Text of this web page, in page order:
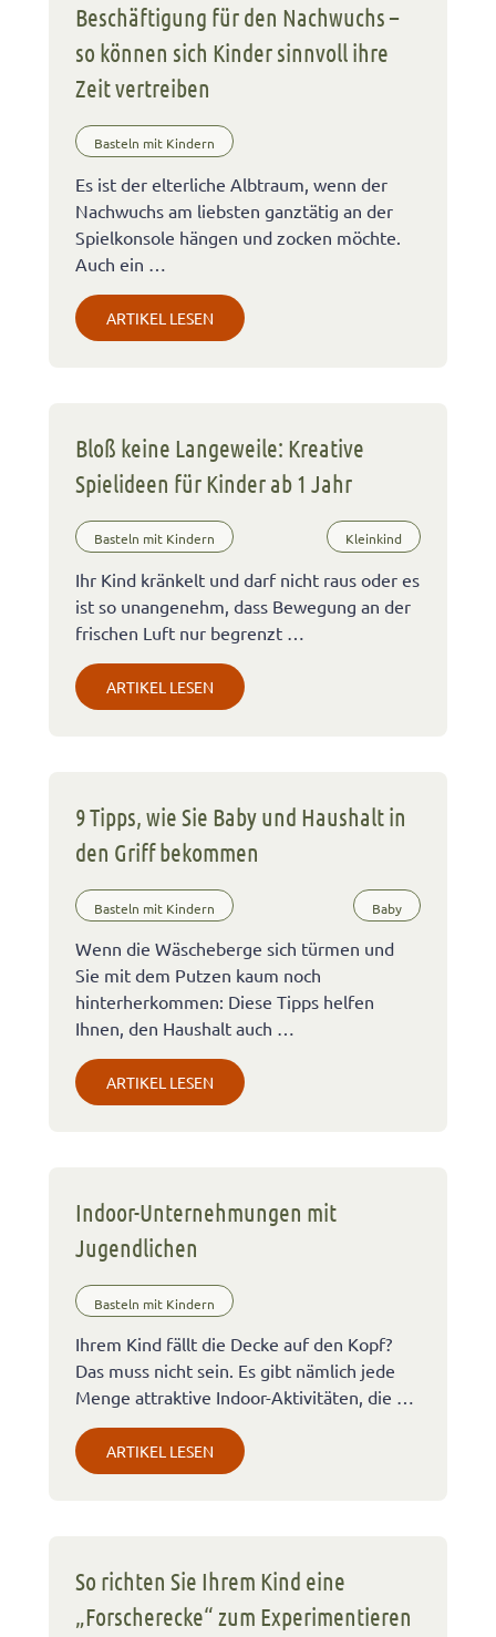
Beschäftigung für den Nachwuchs –
so können sich Kinder sinnvoll ihre
Zeit vertreiben
Basteln mit Kindern
Es ist der elterliche Albtraum, wenn der
Nachwuchs am liebsten ganztätig an der
Spielkonsole hängen und zocken möchte.
Auch ein …
ARTIKEL LESEN
Bloß keine Langeweile: Kreative
Spielideen für Kinder ab 1 Jahr
Basteln mit Kindern Kleinkind
Ihr Kind kränkelt und darf nicht raus oder es
ist so unangenehm, dass Bewegung an der
frischen Luft nur begrenzt …
ARTIKEL LESEN
9 Tipps, wie Sie Baby und Haushalt in
den Griff bekommen
Basteln mit Kindern Baby
Wenn die Wäscheberge sich türmen und
Sie mit dem Putzen kaum noch
hinterherkommen: Diese Tipps helfen
Ihnen, den Haushalt auch …
ARTIKEL LESEN
Indoor-Unternehmungen mit
Jugendlichen
Basteln mit Kindern
Ihrem Kind fällt die Decke auf den Kopf?
Das muss nicht sein. Es gibt nämlich jede
Menge attraktive Indoor-Aktivitäten, die …
ARTIKEL LESEN
So richten Sie Ihrem Kind eine
„Forscherecke“ zum Experimentieren